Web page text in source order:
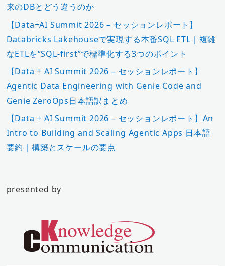
来のDBとどう違うのか
【Data+AI Summit 2026 – セッションレポート】
Databricks Lakehouseで実現する本番SQL ETL｜複雑
なETLを“SQL-first”で標準化する3つのポイント
【Data + AI Summit 2026 – セッションレポート】
Agentic Data Engineering with Genie Code and
Genie ZeroOps日本語訳まとめ
【Data + AI Summit 2026 – セッションレポート】An
Intro to Building and Scaling Agentic Apps 日本語
要約｜構築とスケールの要点
presented by